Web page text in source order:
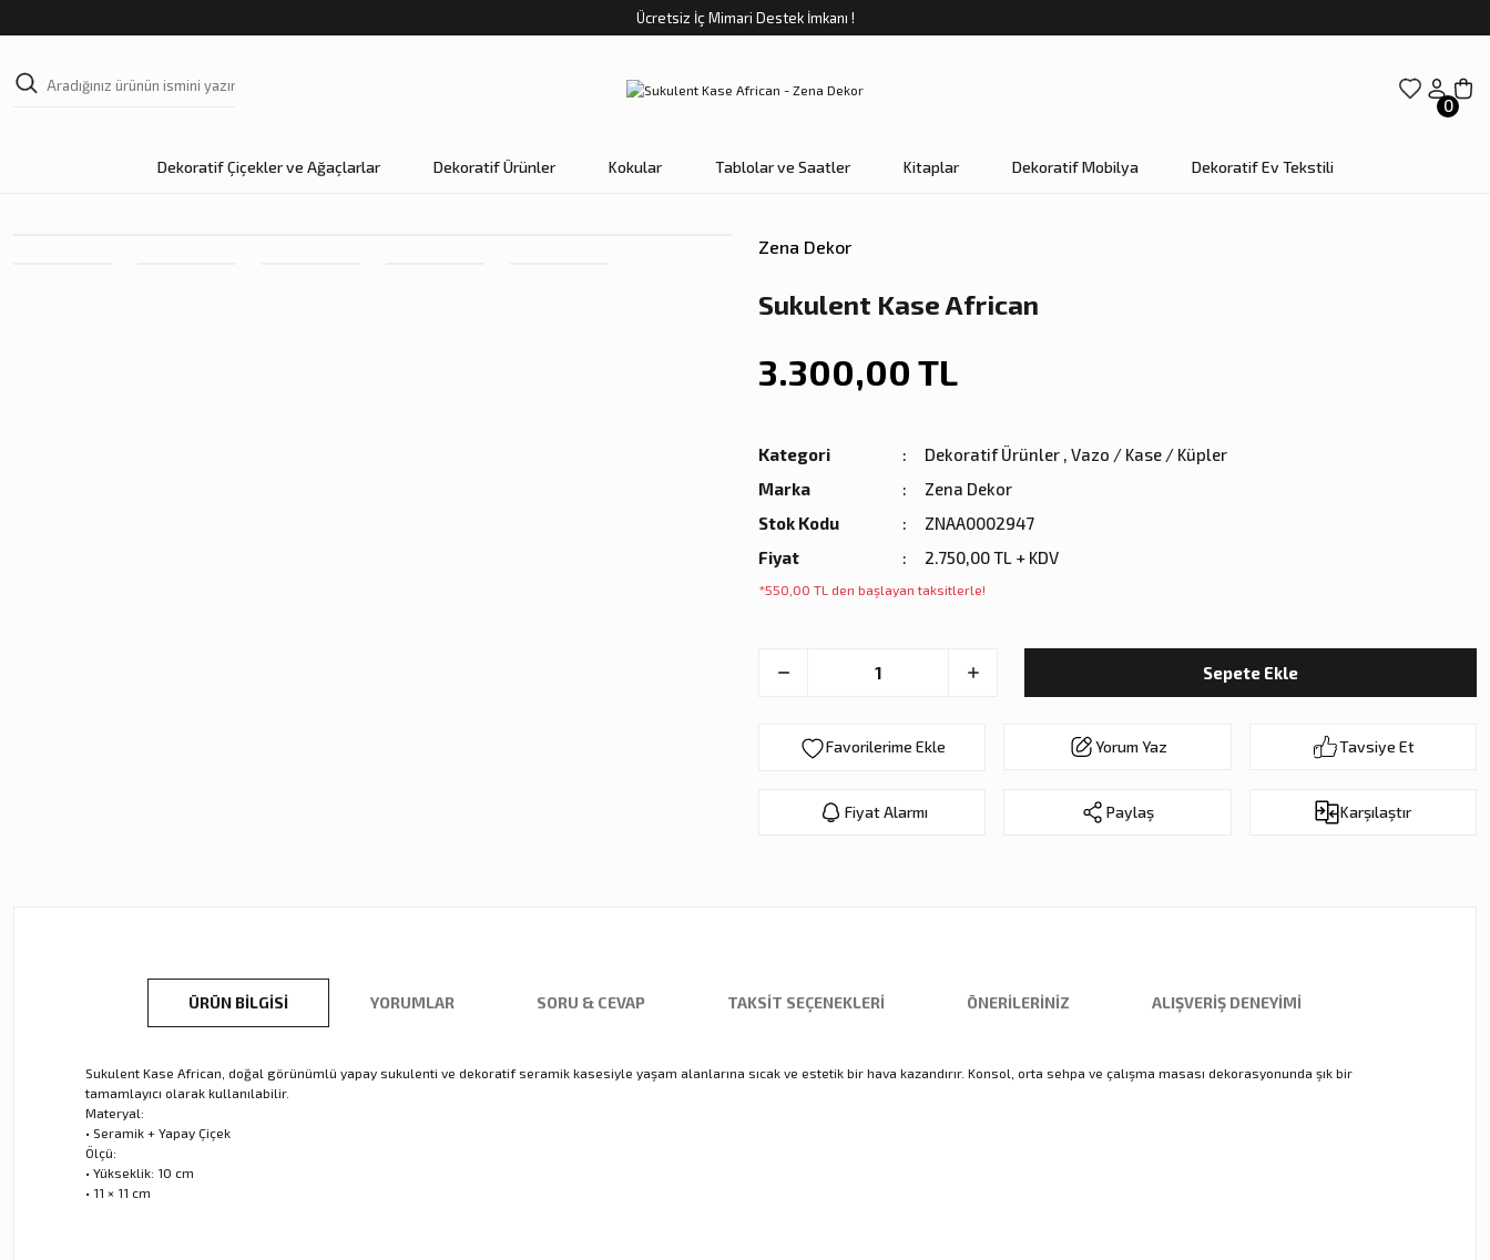
Ücretsiz İç Mimari Destek İmkanı !
0
Dekoratif Çiçekler ve Ağaçlarlar Dekoratif Ürünler Kokular Tablolar ve Saatler Kitaplar Dekoratif Mobilya Dekoratif Ev Tekstili
Zena Dekor
Sukulent Kase African
3.300,00 TL
Kategori Dekoratif Ürünler , Vazo / Kase / Küpler
Marka
Zena Dekor
Stok Kodu
ZNAA0002947
Fiyat
2.750,00 TL + KDV
*550,00 TL den başlayan taksitlerle!
Sepete Ekle
Yorum Yaz Tavsiye Et
Fiyat Alarmı Paylaş Karşılaştır
ÜRÜN BILGISI YORUMLAR SORU & CEVAP TAKSIT SEÇENEKLERI ÖNERILERINIZ ALIŞVERIŞ DENEYIMI
Sukulent Kase African, doğal görünümlü yapay sukulenti ve dekoratif seramik kasesiyle yaşam alanlarına sıcak ve estetik bir hava kazandırır. Konsol, orta sehpa ve çalışma masası dekorasyonunda şık bir
tamamlayıcı olarak kullanılabilir.
Materyal:
• Seramik + Yapay Çiçek
Ölçü:
• Yükseklik: 10 cm
• 11 × 11 cm